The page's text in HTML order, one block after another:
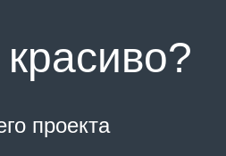
проекта